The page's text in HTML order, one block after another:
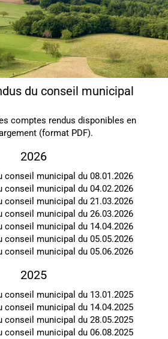
du conseil municipal
comptes rendus disponibles en
(format PDF).
2026
conseil municipal du 08.01.2026
conseil municipal du 04.02.2026
conseil municipal du 21.03.2026
conseil municipal du 26.03.2026
conseil municipal du 14.04.2026
conseil municipal du 05.05.2026
conseil municipal du 05.06.2026
2025
conseil municipal du 13.01.2025
conseil municipal du 14.04.2025
conseil municipal du 28.05.2025
conseil municipal du 06.08.2025